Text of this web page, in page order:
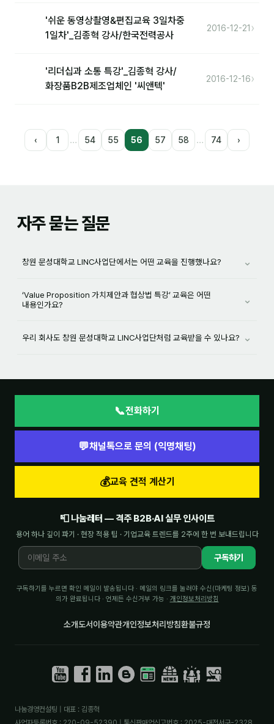
'쉬운 동영상촬영&편집교육 3일차중
1일차'_김종혁 강사/한국전력공사
2016-12-21 ›
'리더십과 소통 특강'_김종혁 강사/
화장품B2B제조업체인 '씨앤텍'
2016-12-16›
‹ 1 … 54 55 56 57 58 … 74 ›
자주 묻는 질문
창원 문성대학교 LINC사업단에서는 어떤 교육을 진행했나요? ⌄
‘Value Proposition 가치제안과 협상법 특강’ 교육은 어떤
내용인가요?
⌄
우리 회사도 창원 문성대학교 LINC사업단처럼 교육받을 수 있나요? ⌄
📞전화하기
💬채널톡으로 문의 (익명채팅)
💰교육 견적 계산기
📮 나눔레터 — 격주 B2B·AI 실무 인사이트
용어 하나 깊이 파기 · 현장 적용 팁 · 기업교육 트렌드를 2주에 한 번 보내드립니다
구독하기
구독하기를 누르면 확인 메일이 발송됩니다 · 메일의 링크를 눌러야 수신(마케팅 정보) 동
의가 완료됩니다 · 언제든 수신거부 가능 · 개인정보처리방침
소개도서이용약관개인정보처리방침환불규정
나눔경영컨설팅 | 대표 : 김종혁